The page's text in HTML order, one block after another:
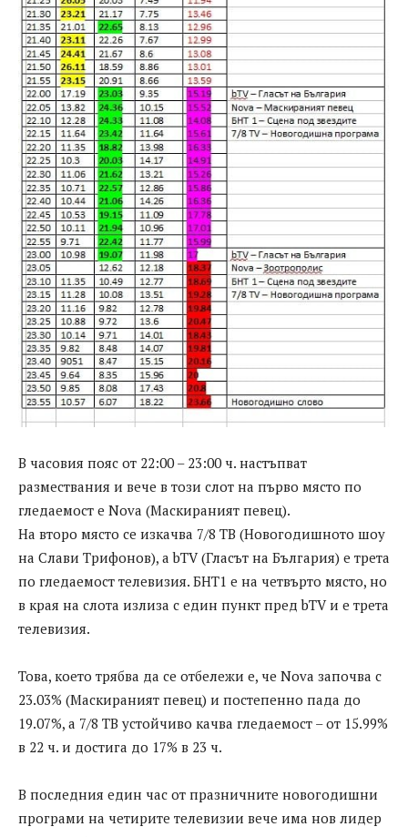
В часовия пояс от 22:00 – 23:00 ч. настъпват
размествания и вече в този слот на първо място по
гледаемост е Nova (Маскираният певец).
На второ място се изкачва 7/8 ТВ (Новогодишното шоу
на Слави Трифонов), а bTV (Гласът на България) е трета
по гледаемост телевизия. БНТ1 е на четвърто място, но
в края на слота излиза с един пункт пред bTV и е трета
телевизия.
Това, което трябва да се отбележи e, че Nova започва с
23.03% (Маскираният певец) и постепенно пада до
19.07%, а 7/8 ТВ устойчиво качва гледаемост – от 15.99%
в 22 ч. и достига до 17% в 23 ч.
В последния един час от празничните новогодишни
програми на четирите телевизии вече има нов лидер